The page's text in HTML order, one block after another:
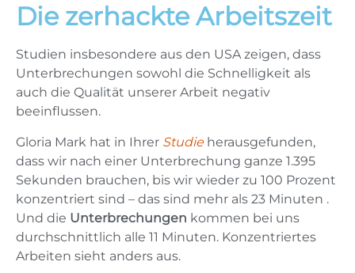
Die zerhackte Arbeitszeit
Studien insbesondere aus den USA zeigen, dass
Unterbrechungen sowohl die Schnelligkeit als
auch die Qualität unserer Arbeit negativ
beeinflussen.
Gloria Mark hat in Ihrer Studieherausgefunden,
dass wir nach einer Unterbrechung ganze 1.395
Sekunden brauchen, bis wir wieder zu 100 Prozent
konzentriert sind – das sind mehr als 23 Minuten .
Und die Unterbrechungen kommen bei uns
durchschnittlich alle 11 Minuten. Konzentriertes
Arbeiten sieht anders aus.